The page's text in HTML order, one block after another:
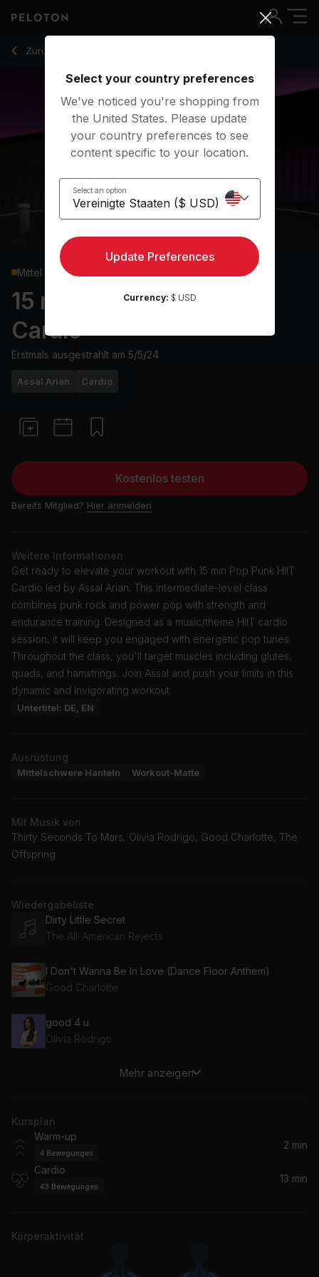
Zurück zu Cardio-Kurse
Zurück
Mittel
15 min Pop Punk HIIT
Cardio
Erstmals ausgestrahlt am 5/5/24
Assal Arian Cardio
Kostenlos testen
Bereits Mitglied? Hier anmelden
Weitere Informationen
Get ready to elevate your workout with 15 min Pop Punk HIIT
Cardio led by Assal Arian. This intermediate-level class
combines punk rock and power pop with strength and
endurance training. Designed as a music/theme HIIT cardio
session, it will keep you engaged with energetic pop tunes.
Throughout the class, you'll target muscles including glutes,
quads, and hamstrings. Join Assal and push your limits in this
dynamic and invigorating workout.
Untertitel: DE, EN
Ausrüstung
Mittelschwere Hanteln Workout-Matte
Mit Musik von
Thirty Seconds To Mars, Olivia Rodrigo, Good Charlotte, The
Offspring
Wiedergabeliste
Dirty Little Secret
The All-American Rejects
I Don't Wanna Be In Love (Dance Floor Anthem)
Good Charlotte
good 4 u
Olivia Rodrigo
t r a n s p a r e n t s o u l (feat. Travis Barker)
The Kids Aren't Alright
The Offspring
Rescue Me
Thirty Seconds To Mars
Mehr anzeigen
Kursplan
Warm-up
4 Bewegungen
2 min
Cardio
43 Bewegungen
13 min
Körperaktivität
Select your country preferences
We've noticed you're shopping from
the United States. Please update
your country preferences to see
content specific to your location.
Select an option
Update Preferences
Currency: $ USD